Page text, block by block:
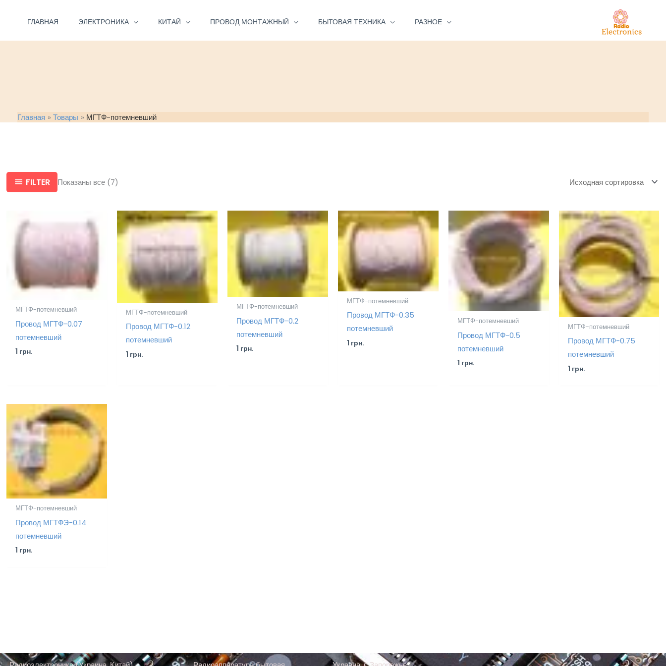
ГЛАВНАЯ ЭЛЕКТРОНИКА КИТАЙ ПРОВОД МОНТАЖНЫЙ БЫТОВАЯ ТЕХНИКА РАЗНОЕ
Главная Товары МГТФ-потемневший
FILTER Показаны все (7)
МГТФ-потемневший
Провод МГТФ-0.07
потемневший
1 грн.
МГТФ-потемневший
Провод МГТФ-0.12
потемневший
1 грн.
МГТФ-потемневший
Провод МГТФ-0.2
потемневший
1 грн.
МГТФ-потемневший
Провод МГТФ-0.35
потемневший
1 грн.
МГТФ-потемневший
Провод МГТФ-0.5
потемневший
1 грн.
МГТФ-потемневший
Провод МГТФ-0.75
потемневший
1 грн.
МГТФ-потемневший
Провод МГТФЭ-0.14
потемневший
1 грн.